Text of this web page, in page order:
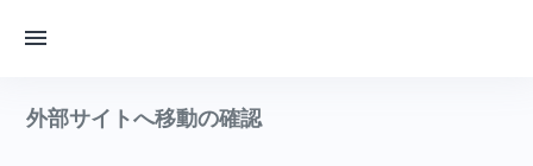
外部サイトへ移動の確認